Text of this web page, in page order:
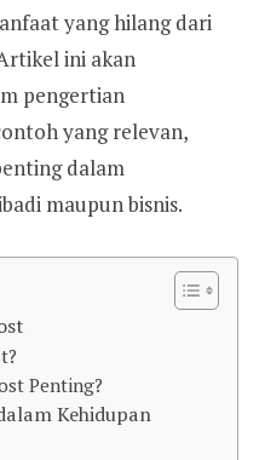
yang hilang dari
ini akan
pengertian
yang relevan,
dalam
maupun bisnis.
Penting?
Kehidupan